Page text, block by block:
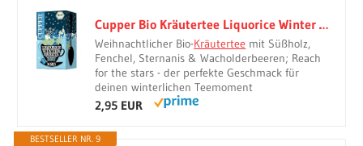
Cupper Bio Kräutertee Liquorice Winter Sweets | Fenchel & Anis | 20er
Weihnachtlicher Bio-Kräutertee mit Süßholz,
Fenchel, Sternanis & Wacholderbeeren; Reach
for the stars - der perfekte Geschmack für
deinen winterlichen Teemoment
2,95 EUR
BESTSELLER NR. 9